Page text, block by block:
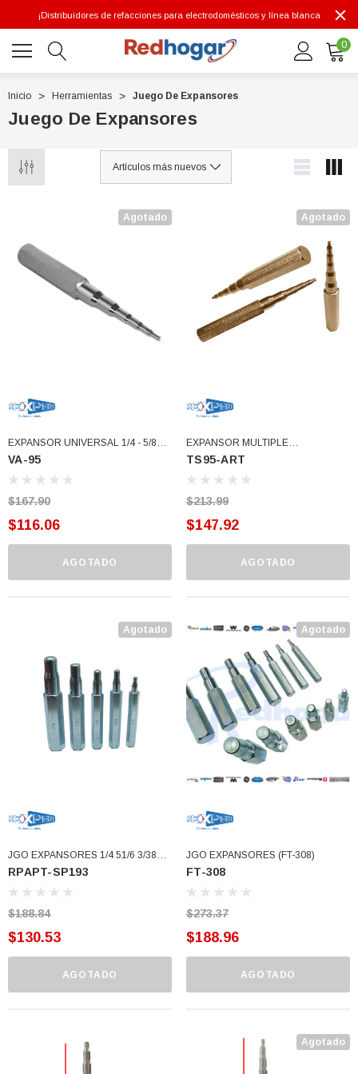
¡Distribuidores de refacciones para electrodomésticos y línea blanca
0
Inicio Herramientas Juego De Expansores
Juego De Expansores
3366877-JAS Sust
BALERO 6006 ORIG SELLO NEOPRENO
360130 W10239909 228C2007P001 (3934469)
Agotado
EXPANSOR UNIVERSAL 1/4 - 5/8
Usar FT-301A (VA-95)
VA-95
$167.90
$116.06
AGOTADO
Agotado
EXPANSOR MULTIPLE
1/4,5/16,3/8,1/2,5/8 Usar FT-301A
(TS95-ART)
TS95-ART
$213.99
$147.92
AGOTADO
Agotado
JGO EXPANSORES 1/4 51/6 3/38
1/2 Y 5/8 (RPAPT-SP193)
RPAPT-SP193
$188.84
$130.53
AGOTADO
Agotado
JGO EXPANSORES (FT-308)
FT-308
$273.37
$188.96
AGOTADO
Agotado
7614